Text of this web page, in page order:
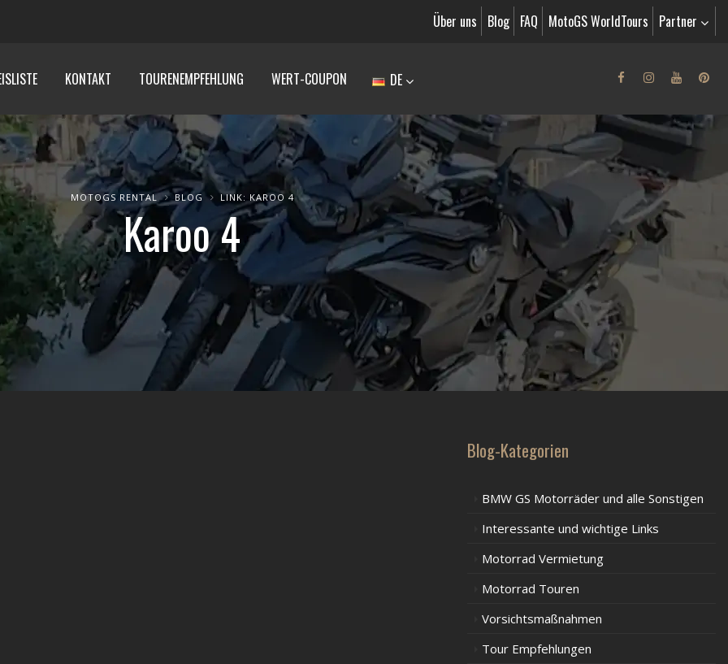
Über uns Blog FAQ MotoGS WorldTours Partner
KONTAKT TOURENEMPFEHLUNG WERT-COUPON DE
MOTOGS RENTAL BLOG LINK: KAROO 4
Karoo 4
Blog-Kategorien
BMW GS Motorräder und alle Sonstigen
Interessante und wichtige Links
Motorrad Vermietung
Motorrad Touren
Vorsichtsmaßnahmen
Tour Empfehlungen